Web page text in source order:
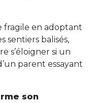
fragile en adoptant
sentiers balisés,
s’éloigner si un
parent essayant
son